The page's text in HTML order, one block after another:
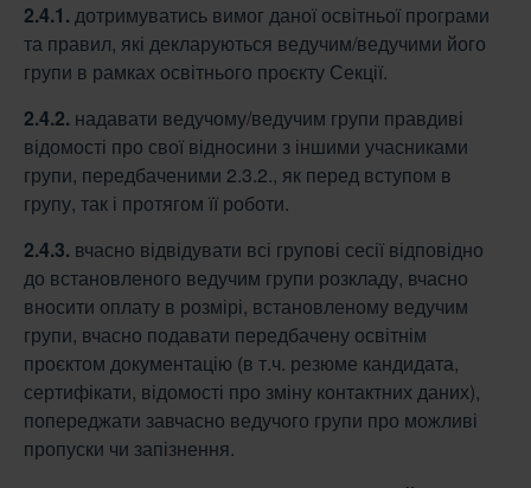
2.4.1. дотримуватись вимог даної освітньої програми
та правил, які декларуються ведучим/ведучими його
групи в рамках освітнього проєкту Секції.
2.4.2. надавати ведучому/ведучим групи правдиві
відомості про свої відносини з іншими учасниками
групи, передбаченими 2.3.2., як перед вступом в
групу, так і протягом її роботи.
2.4.3. вчасно відвідувати всі групові сесії відповідно
до встановленого ведучим групи розкладу, вчасно
вносити оплату в розмірі, встановленому ведучим
групи, вчасно подавати передбачену освітнім
проєктом документацію (в т.ч. резюме кандидата,
сертифікати, відомості про зміну контактних даних),
попереджати завчасно ведучого групи про можливі
пропуски чи запізнення.